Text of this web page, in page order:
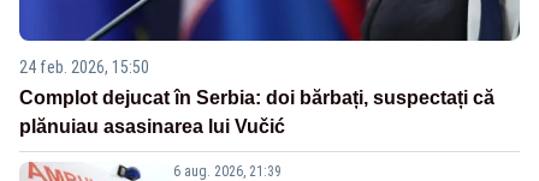
24 feb. 2026, 15:50
Complot dejucat în Serbia: doi bărbați, suspectați că
plănuiau asasinarea lui Vučić
6 aug. 2026, 21:39